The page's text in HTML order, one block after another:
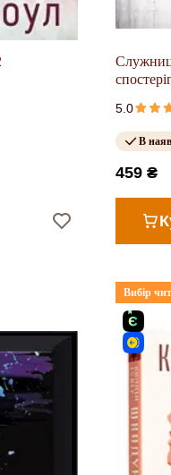
5.0
В
459 ₴
Вибір